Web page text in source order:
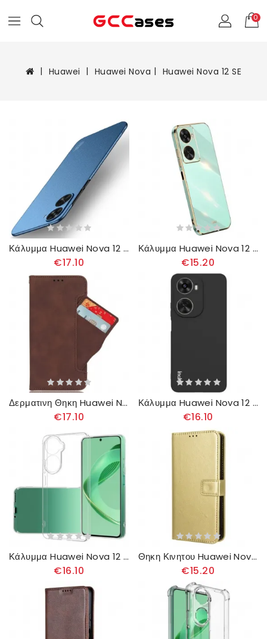
0
Huawei Huawei Nova Huawei Nova 12 SE
Κάλυμμα Huawei Nova 12 Se Shield Matte Series Mofi
€17.10
Κάλυμμα Huawei Nova 12 Se Ξινλι
€15.20
Δερματινη Θηκη Huawei Nova 12 Se Πολλαπλές Κάρτες
€17.10
Κάλυμμα Huawei Nova 12 Se Σειρά Uc-3 Imak
€16.10
Κάλυμμα Huawei Nova 12 Se Διαφανές
€16.10
Θηκη Κινητου Huawei Nova 12 Se Λαμπερό Ψεύτικο Δέρμα Με Λουράκι
€15.20